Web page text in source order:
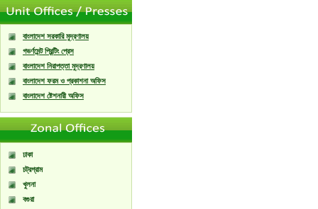
বাংলাদেশ সরকারি মুদ্রণালয়
গভর্ণমেন্ট প্রিন্টিং প্রেস
বাংলাদেশ নিরাপত্তা মুদ্রণালয়
বাংলাদেশ ফরম ও প্রকাশনা অফিস
বাংলাদেশ ষ্টেশনারী অফিস
ঢাকা
চট্রগ্রাম
খুলনা
বগুরা